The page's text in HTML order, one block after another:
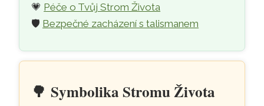
💗 Péče o Tvůj Strom Života
🛡️ Bezpečné zacházení s talismanem
🌳Symbolika Stromu Života